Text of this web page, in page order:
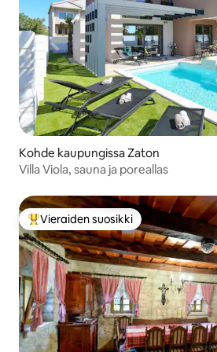
Kohde kaupungissa Zaton
Villa Viola, sauna ja poreallas
Vieraiden suosikkien parhaimmistoa
Vieraiden suosikki